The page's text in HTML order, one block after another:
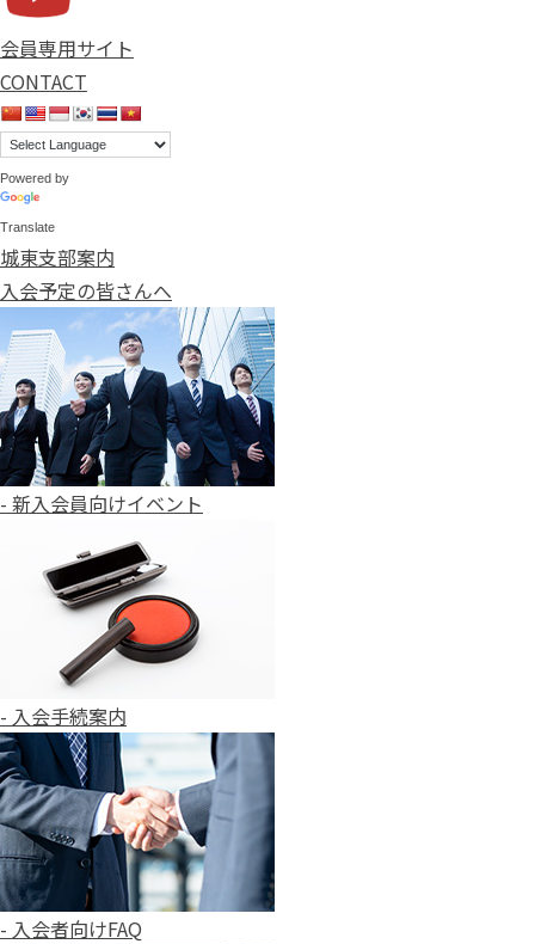
会員専用サイト
CONTACT
Powered by
Translate
城東支部案内
入会予定の皆さんへ
- 新入会員向けイベント
- 入会手続案内
- 入会者向けFAQ